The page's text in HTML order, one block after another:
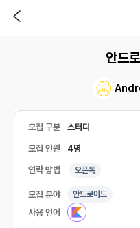
안드
모집 구분 스터디
모집 인원 4명
연락 방법 오픈톡
모집 분야 안드로이드
사용 언어